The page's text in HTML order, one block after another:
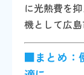
に光熱費を
機として広
■まとめ：